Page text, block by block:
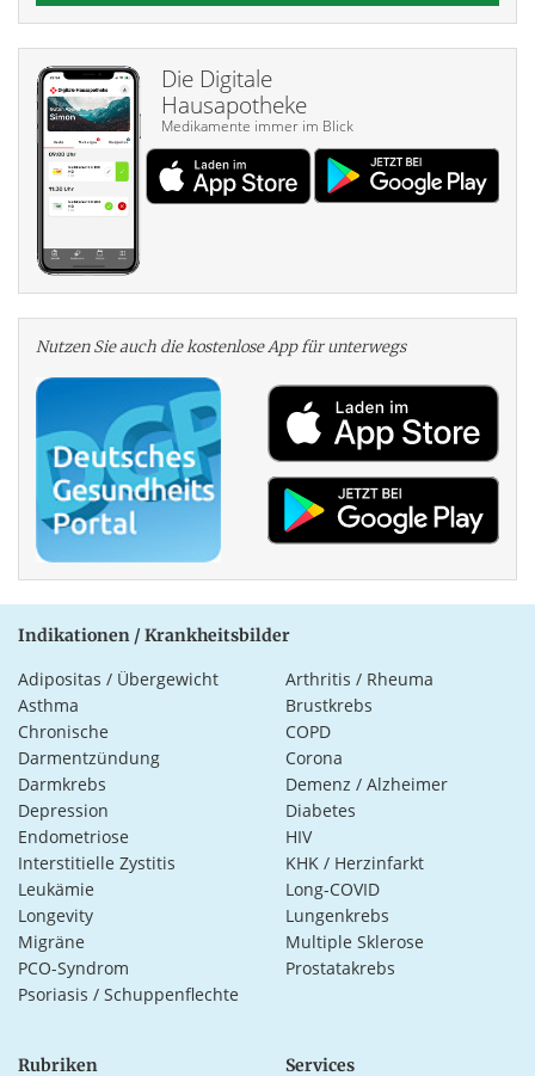
Die Digitale
Hausapotheke
Medikamente immer im Blick
Nutzen Sie auch die kosten­lose App für unterwegs
Indikationen / Krankheitsbilder
Adipositas / Übergewicht
Arthritis / Rheuma
Asthma
Brustkrebs
Chronische
Darmentzündung
COPD
Corona
Darmkrebs
Demenz / Alzheimer
Depression
Diabetes
Endometriose
HIV
Interstitielle Zystitis
KHK / Herzinfarkt
Leukämie
Long-COVID
Longevity
Lungenkrebs
Migräne
Multiple Sklerose
PCO-Syndrom
Prostatakrebs
Psoriasis / Schuppenflechte
Rubriken Services